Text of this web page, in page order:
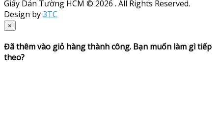
Giấy Dán Tường HCM © 2026 . All Rights Reserved.
Design by3TC
×
Đã thêm vào giỏ hàng thành công. Bạn muốn làm gì tiếp
theo?